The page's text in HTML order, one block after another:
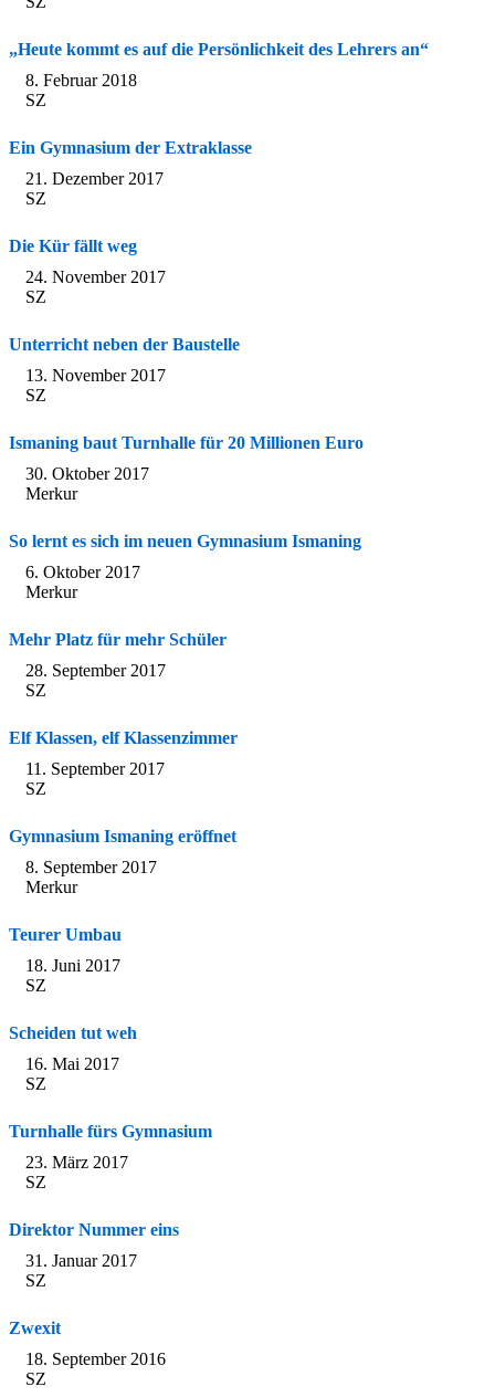
„Heute kommt es auf die Persönlichkeit des Lehrers an“
8. Februar 2018
SZ
Ein Gymnasium der Extraklasse
21. Dezember 2017
SZ
Die Kür fällt weg
24. November 2017
SZ
Unterricht neben der Baustelle
13. November 2017
SZ
Ismaning baut Turnhalle für 20 Millionen Euro
30. Oktober 2017
Merkur
So lernt es sich im neuen Gymnasium Ismaning
6. Oktober 2017
Merkur
Mehr Platz für mehr Schüler
28. September 2017
SZ
Elf Klassen, elf Klassenzimmer
11. September 2017
SZ
Gymnasium Ismaning eröffnet
8. September 2017
Merkur
Teurer Umbau
18. Juni 2017
SZ
Scheiden tut weh
16. Mai 2017
SZ
Turnhalle fürs Gymnasium
23. März 2017
SZ
Direktor Nummer eins
31. Januar 2017
SZ
Zwexit
18. September 2016
SZ